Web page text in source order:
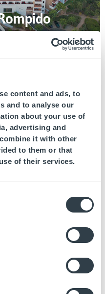
content and ads, to
and to analyse our
about your use of
advertising and
it with other
to them or that
of their services.